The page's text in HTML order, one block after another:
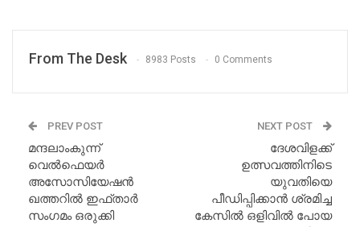
From The Desk 8983 Posts 0 Comments
PREV POST
മന്ദലാംകുന്ന്
വെൽഫെയർ
അസോസിയേഷൻ
ഖത്തറിൽ ഇഫ്താർ
സംഗമം ഒരുക്കി
NEXT POST
ദേശവിളക്ക്
ഉത്സവത്തിനിടെ
യുവതിയെ
പീഡിപ്പിക്കാന്‍ ശ്രമിച്ച
കേസില്‍ ഒളിവിൽ പോയ